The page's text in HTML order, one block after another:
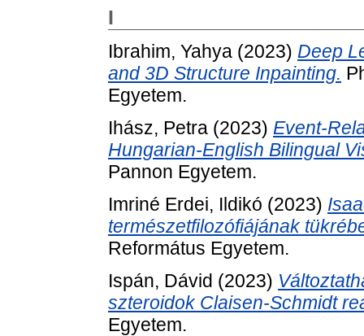
I
Ibrahim, Yahya (2023) Deep
and 3D Structure Inpainting.
Egyetem.
Ihász, Petra (2023) Event-
Hungarian-English Bilingual
Pannon Egyetem.
Imriné Erdei, Ildikó (2023)
természetfilozófiájának
Református Egyetem.
Ispán, Dávid (2023)
szteroidok Claisen-Schmidt
Egyetem.